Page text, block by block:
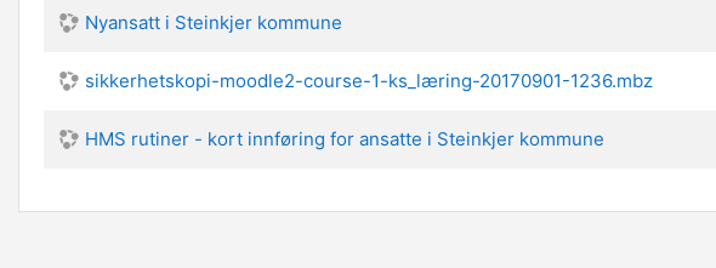
Nyansatt i Steinkjer kommune
sikkerhetskopi-moodle2-course-1-ks_læring-20170901-1236.mbz
HMS rutiner - kort innføring for ansatte i Steinkjer kommune